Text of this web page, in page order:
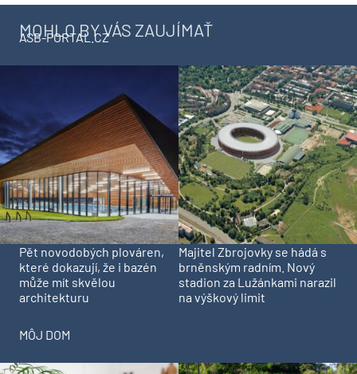
MOHLO BY VÁS ZAUJÍMAŤ
ASB-PORTAL.CZ
Pět novodobých plováren,
které dokazují, že i bazén
může mít skvělou
architekturu
Majitel Zbrojovky se hádá s
brněnským radním. Nový
stadion za Lužánkami narazil
na výškový limit
MÔJ DOM